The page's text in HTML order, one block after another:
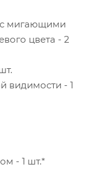
с мигающими
цвета - 2
видимости - 1
- 1 шт.*